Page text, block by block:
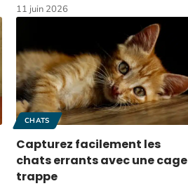
11 juin 2026
CHATS
Capturez facilement les
chats errants avec une cage
trappe